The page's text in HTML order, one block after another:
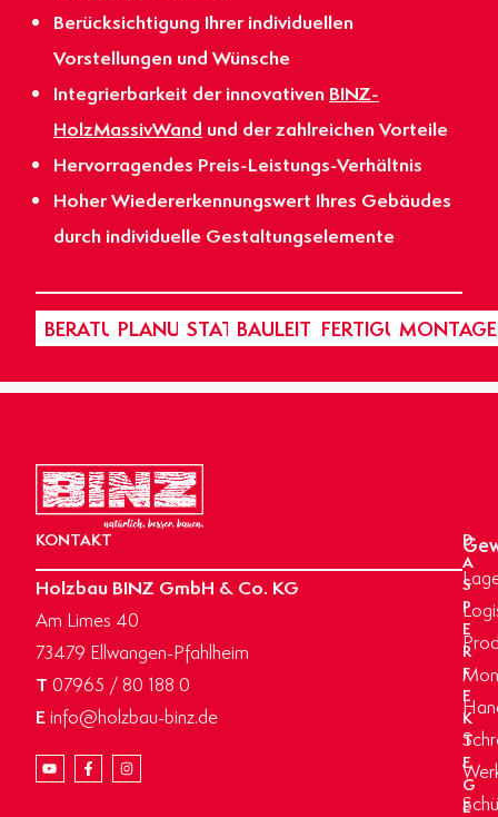
Berücksichtigung Ihrer individuellen
Vorstellungen und Wünsche
Integrierbarkeit der innovativen BINZ-
HolzMassivWand und der zahlreichen Vorteile
Hervorragendes Preis-Leistungs-Verhältnis
Hoher Wiedererkennungswert Ihres Gebäudes
durch individuelle Gestaltungselemente
BERATUNGPLANUNGSTATIKBAULEITUNGFERTIGUNGMONTAGE
KONTAKT
Holzbau BINZ GmbH & Co. KG
Am Limes 40
73479 Ellwangen-Pfahlheim
T 07965 / 80 188 0
Einfo@holzbau-binz.de
D
A
S
P
E
R
F
E
K
T
E
G
E